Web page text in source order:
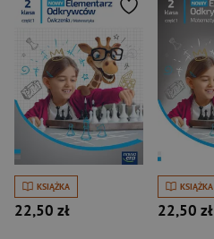
KSIĄŻKA
22,50 zł
KSIĄŻKA
22,50 zł